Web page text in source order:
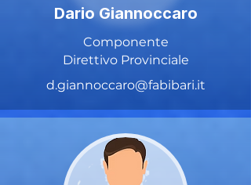
Dario Giannoccaro
Componente
Direttivo Provinciale
d.giannoccaro@fabibari.it